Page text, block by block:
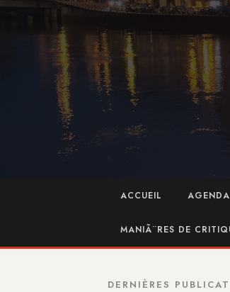
ACCUEIL AGENDA
MANIÃ¨RES DE
DERNIÈRES